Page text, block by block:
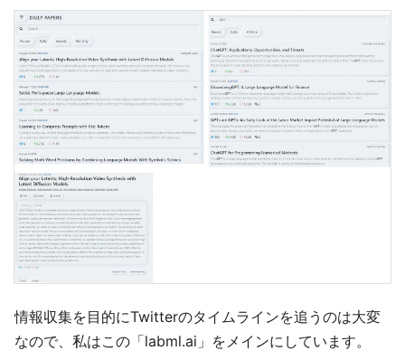
情報収集を目的にTwitterのタイムラインを追うのは大変
なので、私はこの「labml.ai」をメインにしています。